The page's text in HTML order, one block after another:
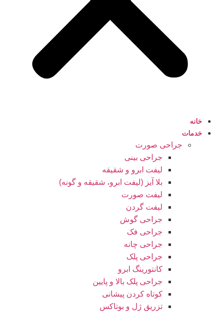
خانه
خدمات
جراحی صورت
جراحی بینی
لیفت ابرو و شقیقه
بلا آیز (لیفت ابرو، شقیقه و گونه)
لیفت صورت
لیفت گردن
جراحی گوش
جراحی فک
جراحی چانه
جراحی پلک
کانتورینگ ابرو
جراحی پلک بالا و پایین
کوتاه کردن پیشانی
تزریق ژل و بوتاکس